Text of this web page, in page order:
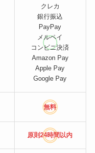
クレカ
銀行振込
PayPay
メルペイ
コンビニ決済
Amazon Pay
Apple Pay
Google Pay
無料
原則24時間 以内